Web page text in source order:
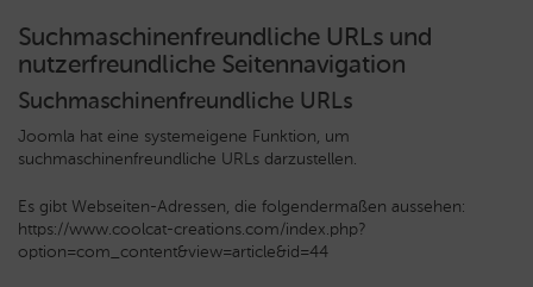
Suchmaschinenfreundliche URLs und
nutzerfreundliche Seitennavigation
Suchmaschinenfreundliche URLs
Joomla hat eine systemeigene Funktion, um
suchmaschinenfreundliche URLs darzustellen.
Es gibt Webseiten-Adressen, die folgendermaßen aussehen:
https://www.coolcat-creations.com/index.php?
option=com_content&view=article&id=44